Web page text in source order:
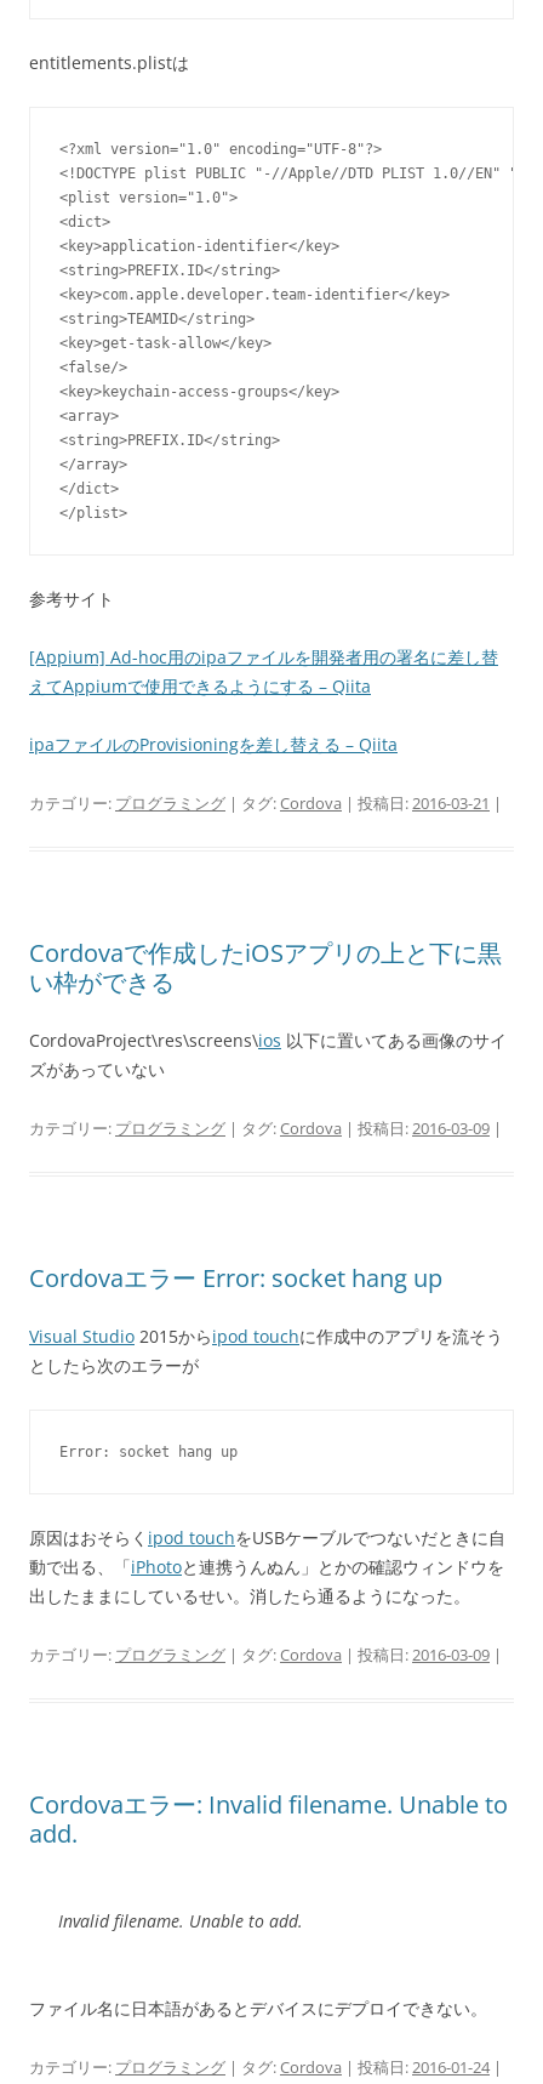
entitlements.plistは
<?xml version="1.0" encoding="UTF-8"?>
<!DOCTYPE plist PUBLIC "-//Apple//DTD PLIST 1.0//EN"
<plist version="1.0">
<dict>
<key>application-identifier</key>
<string>PREFIX.ID</string>
<key>com.apple.developer.team-identifier</key>
<string>TEAMID</string>
<key>get-task-allow</key>
<false/>
<key>keychain-access-groups</key>
<array>
<string>PREFIX.ID</string>
</array>
</dict>
</plist>
参考サイト
[Appium] Ad-hoc用のipaファイルを開発者用の署名に差し替
えてAppiumで使用できるようにする – Qiita
ipaファイルのProvisioningを差し替える – Qiita
カテゴリー: プログラミング | タグ:Cordova | 投稿日:2016-03-21 |
Cordovaで作成したiOSアプリの上と下に黒
い枠ができる
CordovaProject\res\screens\ios 以下に置いてある画像のサイ
ズがあっていない
カテゴリー: プログラミング | タグ:Cordova | 投稿日:2016-03-09 |
Cordovaエラー Error: socket hang up
Visual Studio 2015からipod touchに作成中のアプリを流そう
としたら次のエラーが
Error: socket hang up
原因はおそらく ipod touchをUSBケーブルでつないだときに自
動で出る、「iPhotoと連携うんぬん」とかの確認ウィンドウを
出したままにしているせい。消したら通るようになった。
カテゴリー: プログラミング | タグ:Cordova | 投稿日:2016-03-09 |
Cordovaエラー: Invalid filename. Unable to
add.
Invalid filename. Unable to add.
ファイル名に日本語があるとデバイスにデプロイできない。
カテゴリー: プログラミング | タグ:Cordova | 投稿日:2016-01-24|